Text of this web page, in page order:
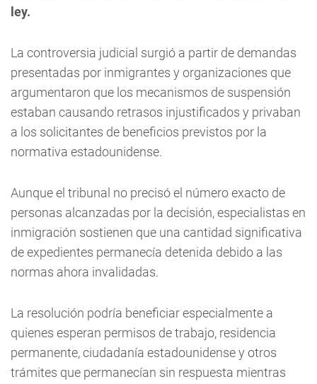
ley.
La controversia judicial surgió a partir de demandas
presentadas por inmigrantes y organizaciones que
argumentaron que los mecanismos de suspensión
estaban causando retrasos injustificados y privaban
a los solicitantes de beneficios previstos por la
normativa estadounidense.
Aunque el tribunal no precisó el número exacto de
personas alcanzadas por la decisión, especialistas en
inmigración sostienen que una cantidad significativa
de expedientes permanecía detenida debido a las
normas ahora invalidadas.
La resolución podría beneficiar especialmente a
quienes esperan permisos de trabajo, residencia
permanente, ciudadanía estadounidense y otros
trámites que permanecían sin respuesta mientras